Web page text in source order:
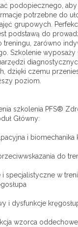
podopiecznego, aby
potrzebne do
grupowych.
podstawą do
treningu, zarówno
Szkolenie wyposaży
dzięki czemu
poziom.
szkolenia PFS®
Główny:
i biomechanika
do
specjalistyczne w
i dysfunkcje
wzorca